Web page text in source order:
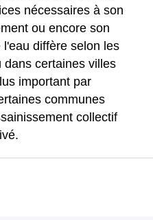
nécessaires à son
ou encore son
diffère selon les
dans certaines villes
important par
communes
collectif